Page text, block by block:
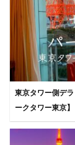
東京タワー側デ
ークタワー東京】